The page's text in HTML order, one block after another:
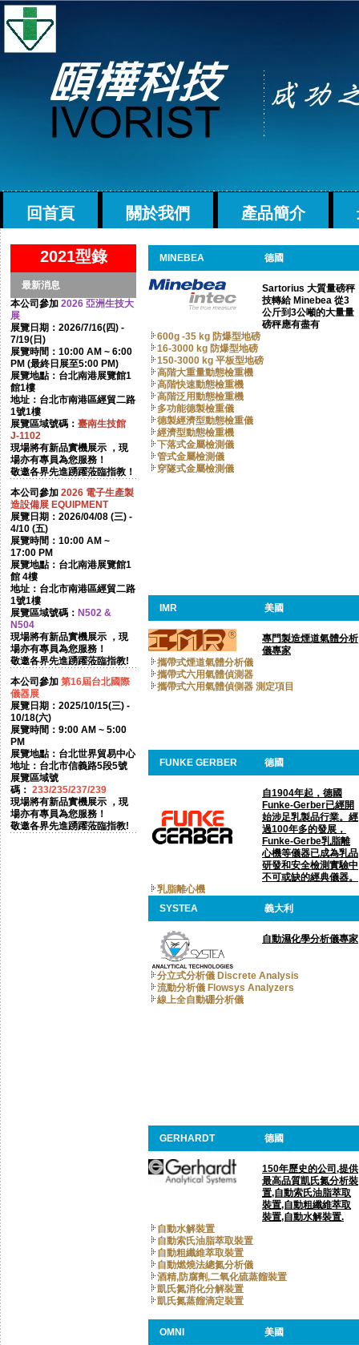
回首頁 關於我們 產品簡介
2021型錄
最新消息
本公司參加 2026 亞洲生技大
展
展覽日期：2026/7/16(四) -
7/19(日)
展覽時間：10:00 AM ~ 6:00
PM (最終日展至5:00 PM)
展覽地點：台北南港展覽館1
館1樓
地址：台北市南港區經貿二路
1號1樓
展覽區域號碼： 臺南生技館
J-1102
現場將有新品實機展示 ，現
場亦有專員為您服務！
敬邀各界先進踴躍蒞臨指教！
本公司參加 2026 電子生產製
造設備展 EQUIPMENT
展覽日期：2026/04/08 (三) -
4/10 (五)
展覽時間：10:00 AM ~
17:00 PM
展覽地點：台北南港展覽館1
館 4樓
地址：台北市南港區經貿二路
1號1樓
展覽區域號碼： N502 &
N504
現場將有新品實機展示 ，現
場亦有專員為您服務！
敬邀各界先進踴躍蒞臨指教!
本公司參加 第16屆台北國際
儀器展
展覽日期：2025/10/15(三) -
10/18(六)
展覽時間：9:00 AM ~ 5:00
PM
展覽地點：台北世界貿易中心
地址：台北市信義路5段5號
展覽區域號
碼： 233/235/237/239
現場將有新品實機展示 ，現
場亦有專員為您服務！
敬邀各界先進踴躍蒞臨指教!
MINEBEA 德國
Sartorius 大質量磅秤
技轉給 Minebea 從3
公斤到3公噸的大量量
磅秤應有盡有
600g -35 kg 防爆型地磅
16-3000 kg 防爆型地磅
150-3000 kg 平板型地磅
高階大重量動態檢重機
高階快速動態檢重機
高階泛用動態檢重機
多功能德製檢重儀
德製經濟型動態檢重儀
經濟型動態檢重機
下落式金屬檢測儀
管式金屬檢測儀
穿隧式金屬檢測儀
IMR 美國
專門製造煙道氣體分析
儀專家
攜帶式煙道氣體分析儀
攜帶式六用氣體偵測器
攜帶式六用氣體偵側器 測定項目
FUNKE GERBER 德國
自1904年起，德國
Funke-Gerber已經開
始涉足乳製品行業。經
過100年多的發展，
Funke-Gerbe乳脂離
心機等儀器已成為乳品
研發和安全檢測實驗中
不可或缺的經典儀器。
乳脂離心機
SYSTEA
義大利
自動濕化學分析儀專家
分立式分析儀 Discrete Analysis
流動分析儀 Flowsys Analyzers
線上全自動硼分析儀
GERHARDT 德國
150年歷史的公司,提供
最高品質凱氏氮分析裝
置,自動索氏油脂萃取
裝置,自動粗纖維萃取
裝置,自動水解裝置.
自動水解裝置
自動索氏油脂萃取裝置
自動粗纖維萃取裝置
自動燃燒法總氮分析儀
酒精,防腐劑,二氧化硫蒸餾裝置
凱氏氮消化分解裝置
凱氏氮蒸餾滴定裝置
OMNI 美國